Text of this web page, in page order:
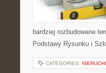
bardziej rozbudowane
Podstawy Rysunku i
CATEGORIES: